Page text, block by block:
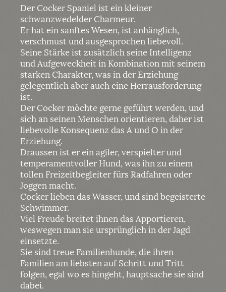
Der Cocker Spaniel ist ein kleiner
schwanzwedelder Charmeur.
Er hat ein sanftes Wesen, ist anhänglich,
verschmust und ausgesprochen liebevoll.
Seine Stärke ist zusätzlich seine Intelligenz
und Aufgeweckheit in Kombination mit seinem
starken Charakter, was in der Erziehung
gelegentlich aber auch eine Herrausforderung
ist.
Der Cocker möchte gerne geführt werden, und
sich an seinen Menschen orientieren, daher ist
liebevolle Konsequenz das A und O in der
Erziehung.
Draussen ist er ein agiler, verspielter und
temperamentvoller Hund, was ihn zu einem
tollen Freizeitbegleiter fürs Radfahren oder
Joggen macht.
Cocker lieben das Wasser, und sind begeisterte
Schwimmer.
Viel Freude breitet ihnen das Apportieren,
weswegen man sie ursprünglich in der Jagd
einsetzte.
Sie sind treue Familienhunde, die ihren
Familien am liebsten auf Schritt und Tritt
folgen, egal wo es hingeht, hauptsache sie sind
dabei.